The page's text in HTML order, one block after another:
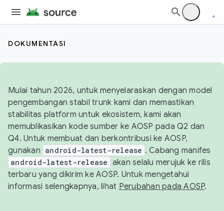
DOKUMENTASI
Mulai tahun 2026, untuk menyelaraskan dengan model
pengembangan stabil trunk kami dan memastikan
stabilitas platform untuk ekosistem, kami akan
memublikasikan kode sumber ke AOSP pada Q2 dan
Q4. Untuk membuat dan berkontribusi ke AOSP,
gunakan android-latest-release . Cabang manifes
android-latest-release akan selalu merujuk ke rilis
terbaru yang dikirim ke AOSP. Untuk mengetahui
informasi selengkapnya, lihat Perubahan pada AOSP.